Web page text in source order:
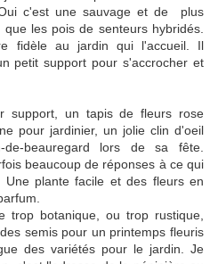
c'est une sauvage et de plus
les pois de senteurs hybridés.
fidèle au jardin qui l'accueil. Il
petit support pour s'accrocher et
support, un tapis de fleurs rose
pour jardinier, un jolie clin d'oeil
beauregard lors de sa fête.
beaucoup de réponses à ce qui
plante facile et des fleurs en
trop botanique, ou trop rustique,
semis pour un printemps fleuris
des variétés pour le jardin. Je